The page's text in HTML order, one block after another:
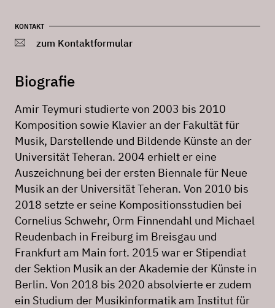
KONTAKT
zum Kontaktformular
Biografie
Amir Teymuri studierte von 2003 bis 2010
Komposition sowie Klavier an der Fakultät für
Musik, Darstellende und Bildende Künste an der
Universität Teheran. 2004 erhielt er eine
Auszeichnung bei der ersten Biennale für Neue
Musik an der Universität Teheran. Von 2010 bis
2018 setzte er seine Kompositionsstudien bei
Cornelius Schwehr, Orm Finnendahl und Michael
Reudenbach in Freiburg im Breisgau und
Frankfurt am Main fort. 2015 war er Stipendiat
der Sektion Musik an der Akademie der Künste in
Berlin. Von 2018 bis 2020 absolvierte er zudem
ein Studium der Musikinformatik am Institut für